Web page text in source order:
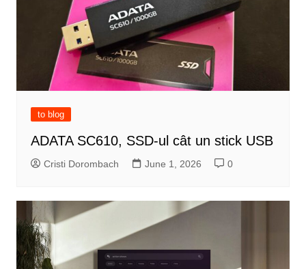
to blog
ADATA SC610, SSD-ul cât un stick USB
Cristi Dorombach June 1, 2026 0